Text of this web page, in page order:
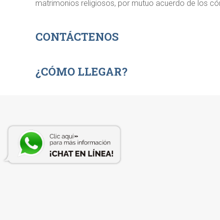
matrimonios religiosos, por mutuo acuerdo de los
CONTÁCTENOS
¿CÓMO LLEGAR?